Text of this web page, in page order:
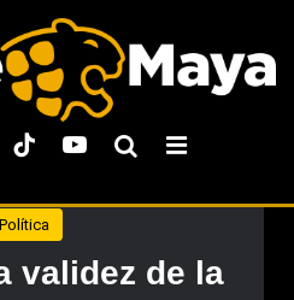
Política
validez de la